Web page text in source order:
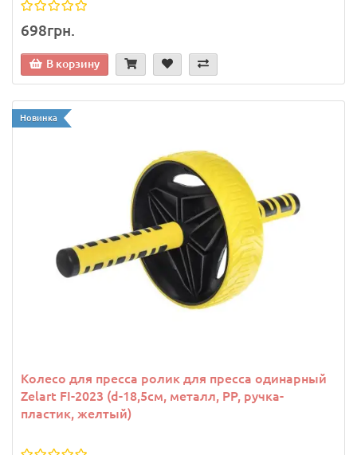
698грн.
В корзину
Новинка
Колесо для пресса ролик для пресса одинарный
Zelart FI-2023 (d-18,5см, металл, PP, ручка-
пластик, желтый)